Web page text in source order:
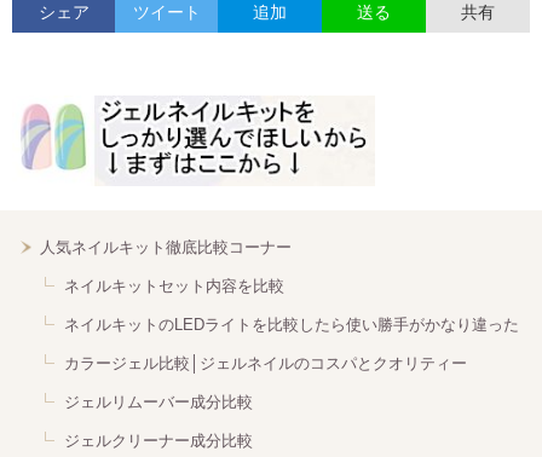
シェア ツイート 追加 送る 共有
人気ネイルキット徹底比較コーナー
ネイルキットセット内容を比較
ネイルキットのLEDライトを比較したら使い勝手がかなり違った
カラージェル比較│ジェルネイルのコスパとクオリティー
ジェルリムーバー成分比較
ジェルクリーナー成分比較